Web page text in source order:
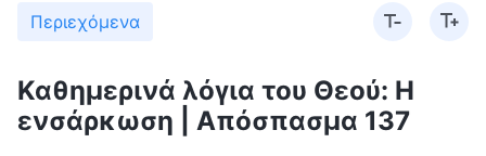
Περιεχόμενα
Καθημερινά λόγια του Θεού: Η
ενσάρκωση | Απόσπασμα 137